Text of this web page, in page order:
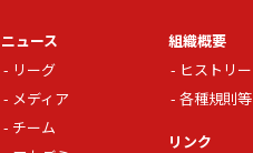
ニュース
リーグ
メディア
チーム
組織概要
ヒストリー
各種規則等
リンク